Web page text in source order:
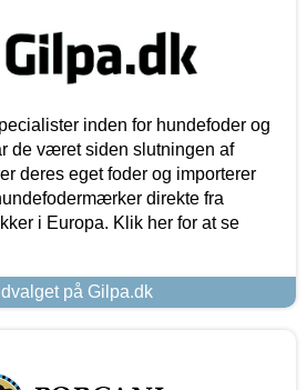
inden for hundefoder og
de været siden slutningen af
deres eget foder og importerer
direkte fra
i Europa. Klik her for at se
på Gilpa.dk